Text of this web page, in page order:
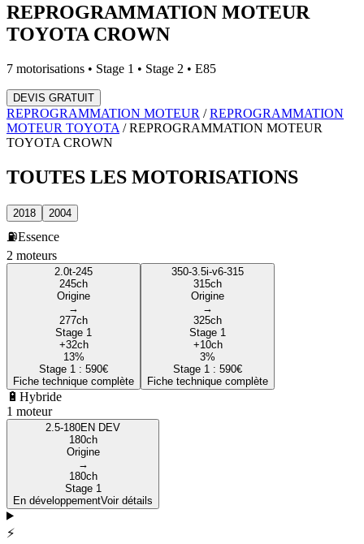
REPROGRAMMATION MOTEUR
TOYOTA CROWN
7 motorisations • Stage 1 • Stage 2 • E85
DEVIS GRATUIT
REPROGRAMMATION MOTEUR /REPROGRAMMATION
MOTEUR TOYOTA /REPROGRAMMATION MOTEUR
TOYOTA CROWN
TOUTES LES MOTORISATIONS
2018 2004
⛽Essence
2 moteurs
2.0t-245
245ch
Origine
→
277ch
Stage 1
+32ch
13%
Stage 1 : 590€
Fiche technique complète
350-3.5i-v6-315
315ch
Origine
→
325ch
Stage 1
+10ch
3%
Stage 1 : 590€
Fiche technique complète
🔋 Hybride
1 moteur
2.5-180EN DEV
180ch
Origine
→
180ch
Stage 1
En développementVoir détails
⚡